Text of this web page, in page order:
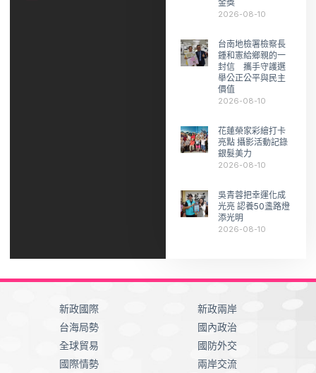
金獎
2026-08-10
台南地檢署檢察長
鍾和憲給鄉親的一
封信 攜手守護選
舉公正公平與民主
價值
2026-08-10
花蓮榮家彩繪打卡
亮點 攝影活動記錄
銀髮美力
2026-08-10
吳青蓉把幸運化成
光亮 認養50盞路燈
添光明
2026-08-10
新政國際
台海局勢
全球貿易
國際情勢
新政兩岸
國內政治
國防外交
兩岸交流